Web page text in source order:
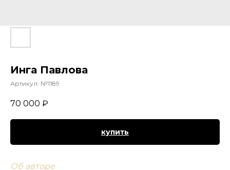
Инга Павлова
Артикул: №1189
70 000 ₽
купить
Об авторе